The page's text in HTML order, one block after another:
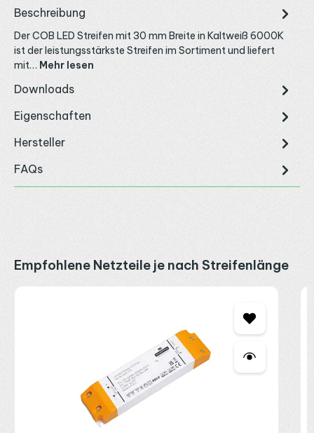
Beschreibung
Der COB LED Streifen mit 30 mm Breite in Kaltweiß 6000K
ist der leistungsstärkste Streifen im Sortiment und liefert
mit… Mehr lesen
Downloads
Eigenschaften
Hersteller
FAQs
Produktgalerie überspringen
Empfohlene Netzteile je nach Streifenlänge